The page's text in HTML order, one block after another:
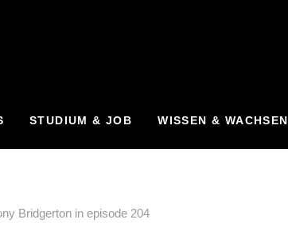
STUDIUM & JOB WISSEN & WACHSEN